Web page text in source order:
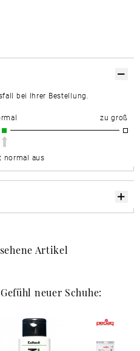
bei Ihrer Bestellung.
zu groß
normal aus
Artikel
neuer Schuhe: